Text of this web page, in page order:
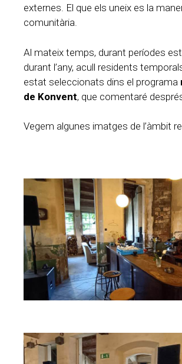
externes. El que els uneix es la
comunitària.
Al mateix temps, durant períodes
durant l’any, acull residents
estat seleccionats dins el programa
de Konvent, que comentaré
Vegem algunes imatges de l’àmbit